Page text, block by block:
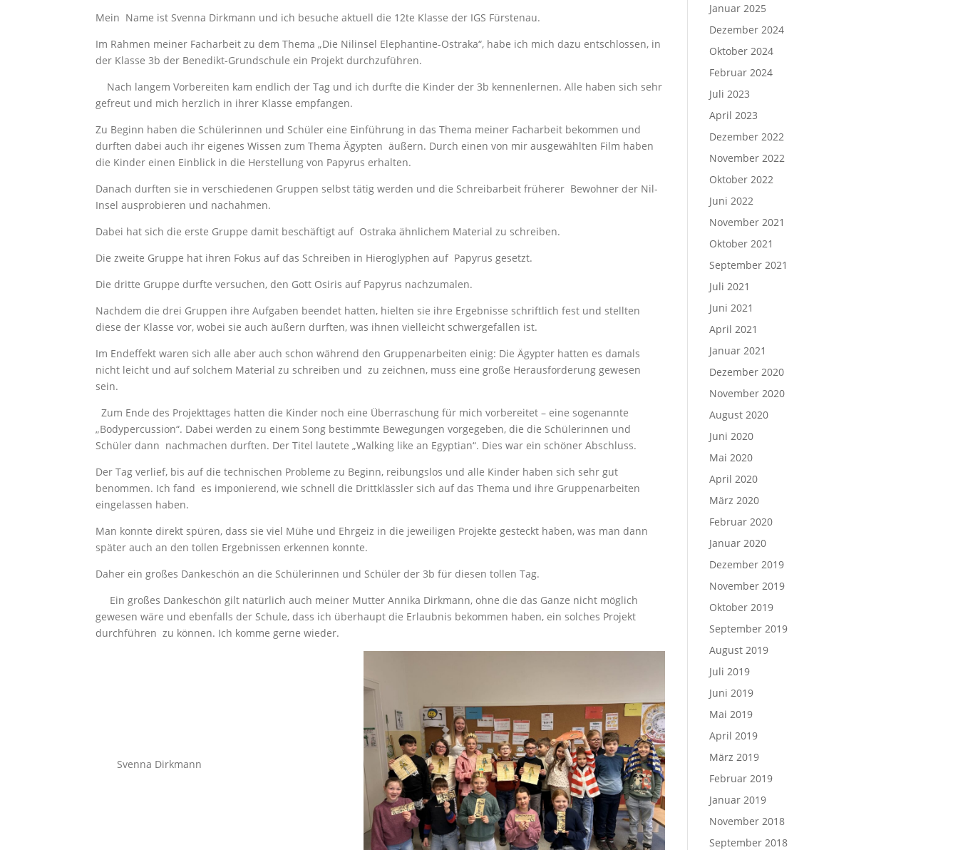
Mein Name ist Svenna Dirkmann und ich besuche aktuell die 12te Klasse der IGS Fürstenau.
Im Rahmen meiner Facharbeit zu dem Thema „Die Nilinsel Elephantine-Ostraka“, habe ich mich dazu entschlossen, in
der Klasse 3b der Benedikt-Grundschule ein Projekt durchzuführen.
Nach langem Vorbereiten kam endlich der Tag und ich durfte die Kinder der 3b kennenlernen. Alle haben sich sehr
gefreut und mich herzlich in ihrer Klasse empfangen.
Zu Beginn haben die Schülerinnen und Schüler eine Einführung in das Thema meiner Facharbeit bekommen und
durften dabei auch ihr eigenes Wissen zum Thema Ägypten äußern. Durch einen von mir ausgewählten Film haben
die Kinder einen Einblick in die Herstellung von Papyrus erhalten.
Danach durften sie in verschiedenen Gruppen selbst tätig werden und die Schreibarbeit früherer Bewohner der Nil-
Insel ausprobieren und nachahmen.
Dabei hat sich die erste Gruppe damit beschäftigt auf Ostraka ähnlichem Material zu schreiben.
Die zweite Gruppe hat ihren Fokus auf das Schreiben in Hieroglyphen auf Papyrus gesetzt.
Die dritte Gruppe durfte versuchen, den Gott Osiris auf Papyrus nachzumalen.
Nachdem die drei Gruppen ihre Aufgaben beendet hatten, hielten sie ihre Ergebnisse schriftlich fest und stellten
diese der Klasse vor, wobei sie auch äußern durften, was ihnen vielleicht schwergefallen ist.
Im Endeffekt waren sich alle aber auch schon während den Gruppenarbeiten einig: Die Ägypter hatten es damals
nicht leicht und auf solchem Material zu schreiben und zu zeichnen, muss eine große Herausforderung gewesen
sein.
Zum Ende des Projekttages hatten die Kinder noch eine Überraschung für mich vorbereitet – eine sogenannte
„Bodypercussion“. Dabei werden zu einem Song bestimmte Bewegungen vorgegeben, die die Schülerinnen und
Schüler dann nachmachen durften. Der Titel lautete „Walking like an Egyptian“. Dies war ein schöner Abschluss.
Der Tag verlief, bis auf die technischen Probleme zu Beginn, reibungslos und alle Kinder haben sich sehr gut
benommen. Ich fand es imponierend, wie schnell die Drittklässler sich auf das Thema und ihre Gruppenarbeiten
eingelassen haben.
Man konnte direkt spüren, dass sie viel Mühe und Ehrgeiz in die jeweiligen Projekte gesteckt haben, was man dann
später auch an den tollen Ergebnissen erkennen konnte.
Daher ein großes Dankeschön an die Schülerinnen und Schüler der 3b für diesen tollen Tag.
Ein großes Dankeschön gilt natürlich auch meiner Mutter Annika Dirkmann, ohne die das Ganze nicht möglich
gewesen wäre und ebenfalls der Schule, dass ich überhaupt die Erlaubnis bekommen haben, ein solches Projekt
durchführen zu können. Ich komme gerne wieder.
Svenna Dirkmann
Januar 2025
Dezember 2024
Oktober 2024
Februar 2024
Juli 2023
April 2023
Dezember 2022
November 2022
Oktober 2022
Juni 2022
November 2021
Oktober 2021
September 2021
Juli 2021
Juni 2021
April 2021
Januar 2021
Dezember 2020
November 2020
August 2020
Juni 2020
Mai 2020
April 2020
März 2020
Februar 2020
Januar 2020
Dezember 2019
November 2019
Oktober 2019
September 2019
August 2019
Juli 2019
Juni 2019
Mai 2019
April 2019
März 2019
Februar 2019
Januar 2019
November 2018
September 2018